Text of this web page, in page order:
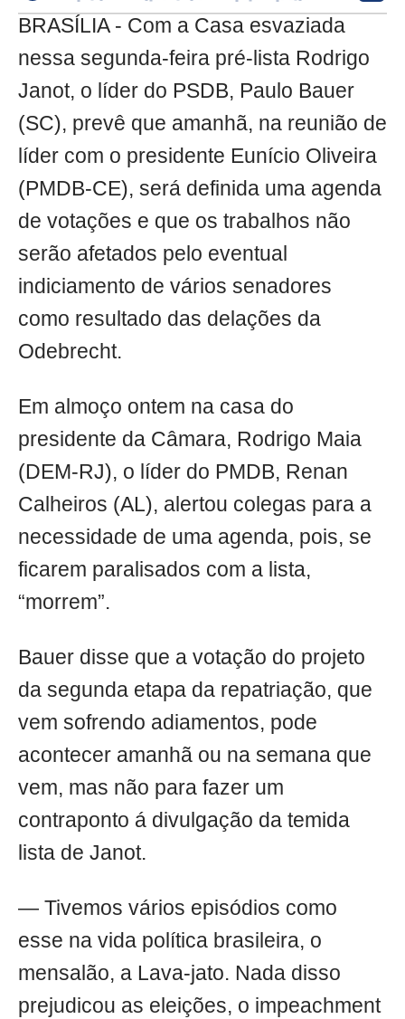
BRASÍLIA - Com a Casa esvaziada
nessa segunda-feira pré-lista Rodrigo
Janot, o líder do PSDB, Paulo Bauer
(SC), prevê que amanhã, na reunião de
líder com o presidente Eunício Oliveira
(PMDB-CE), será definida uma agenda
de votações e que os trabalhos não
serão afetados pelo eventual
indiciamento de vários senadores
como resultado das delações da
Odebrecht.
Em almoço ontem na casa do
presidente da Câmara, Rodrigo Maia
(DEM-RJ), o líder do PMDB, Renan
Calheiros (AL), alertou colegas para a
necessidade de uma agenda, pois, se
ficarem paralisados com a lista,
“morrem”.
Bauer disse que a votação do projeto
da segunda etapa da repatriação, que
vem sofrendo adiamentos, pode
acontecer amanhã ou na semana que
vem, mas não para fazer um
contraponto á divulgação da temida
lista de Janot.
— Tivemos vários episódios como
esse na vida política brasileira, o
mensalão, a Lava-jato. Nada disso
prejudicou as eleições, o impeachment